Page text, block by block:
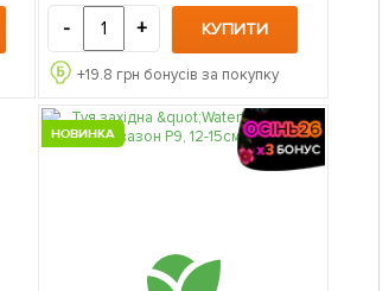
- + КУПИТИ
+19.8 грн бонусів за покупку
НОВИНКА